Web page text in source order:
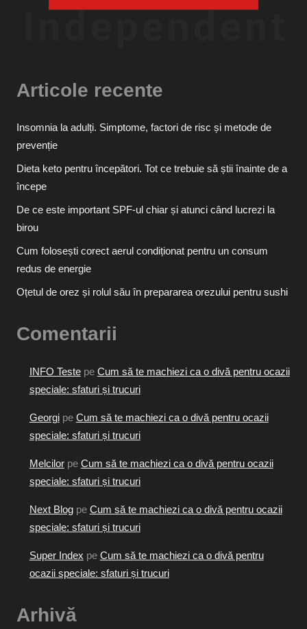
Articole recente
Insomnia la adulți. Simptome, factori de risc și metode de
prevenție
Dieta keto pentru începători. Tot ce trebuie să știi înainte de a
începe
De ce este important SPF-ul chiar și atunci când lucrezi la
birou
Cum folosești corect aerul condiționat pentru un consum
redus de energie
Oțetul de orez și rolul său în prepararea orezului pentru sushi
Comentarii
INFO Testepe Cum să te machiezi ca o divă pentru ocazii
speciale: sfaturi și trucuri
Georgipe Cum să te machiezi ca o divă pentru ocazii
speciale: sfaturi și trucuri
Melcilorpe Cum să te machiezi ca o divă pentru ocazii
speciale: sfaturi și trucuri
Next Blogpe Cum să te machiezi ca o divă pentru ocazii
speciale: sfaturi și trucuri
Super Index pe Cum să te machiezi ca o divă pentru
ocazii speciale: sfaturi și trucuri
Arhivă